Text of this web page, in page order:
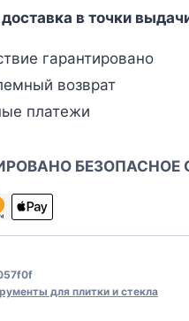
в точки
гарантировано
возврат
платежи
для плитки и стекла